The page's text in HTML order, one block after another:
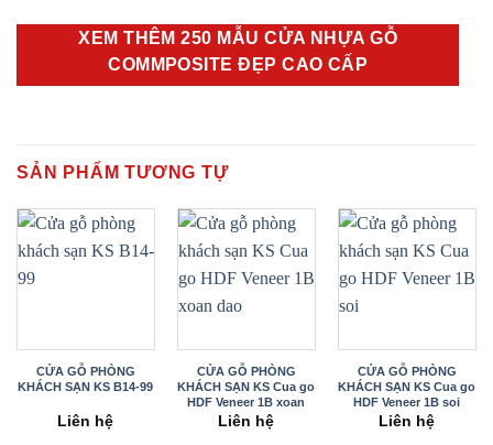
XEM THÊM 250 MẪU CỬA NHỰA GỖ
COMMPOSITE ĐẸP CAO CẤP
SẢN PHẨM TƯƠNG TỰ
CỬA GỖ PHÒNG
KHÁCH SẠN KS B14-99
Liên hệ
CỬA GỖ PHÒNG
KHÁCH SẠN KS Cua go
HDF Veneer 1B xoan
dao
Liên hệ
CỬA GỖ PHÒNG
KHÁCH SẠN KS Cua go
HDF Veneer 1B soi
Liên hệ